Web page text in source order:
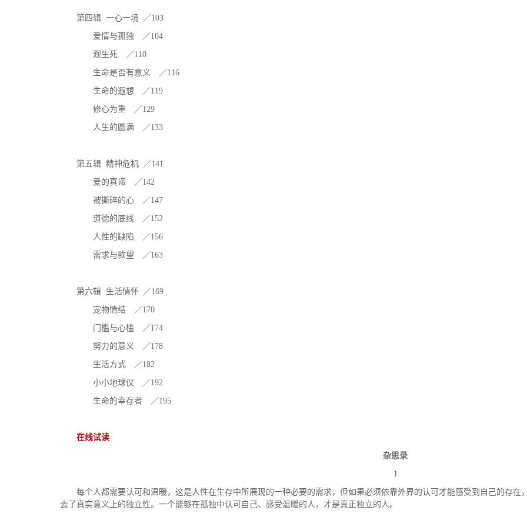
第四辑 一心一境 ／103
爱情与孤独 ／104
观生死 ／110
生命是否有意义 ／116
生命的遐想 ／119
修心为重 ／129
人生的圆满 ／133
第五辑 精神危机 ／141
爱的真谛 ／142
被撕碎的心 ／147
道德的底线 ／152
人性的缺陷 ／156
需求与欲望 ／163
第六辑 生活情怀 ／169
宠物情结 ／170
门槛与心槛 ／174
努力的意义 ／178
生活方式 ／182
小小地球仪 ／192
生命的幸存者 ／195
在线试读
杂思录
1
每个人都需要认可和温暖，这是人性在生存中所展现的一种必要的需求，但如果必须依靠外界的认可才能感受到自己的存
去了真实意义上的独立性。一个能够在孤独中认可自己、感受温暖的人，才是真正独立的人。